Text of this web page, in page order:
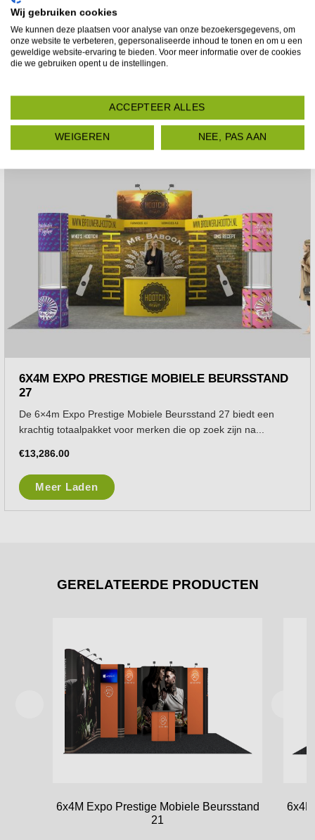
25
Met de 6×4m Expo Prestige Mobiele Beursstand 25 creëer je
een professionele, moderne en opvallende beursomg...
6X4M EXPO PRESTIGE MOBIELE BEURSSTAND
27
De 6×4m Expo Prestige Mobiele Beursstand 27 biedt een
krachtig totaalpakket voor merken die op zoek zijn na...
€13,286.00
Meer Laden
GERELATEERDE PRODUCTEN
6x4M Expo Prestige Mobiele Beursstand
21
Wij gebruiken cookies
We kunnen deze plaatsen voor analyse van onze bezoekersgegevens, om
onze website te verbeteren, gepersonaliseerde inhoud te tonen en om u een
geweldige website-ervaring te bieden. Voor meer informatie over de cookies
die we gebruiken opent u de instellingen.
ACCEPTEER ALLES
WEIGEREN NEE, PAS AAN